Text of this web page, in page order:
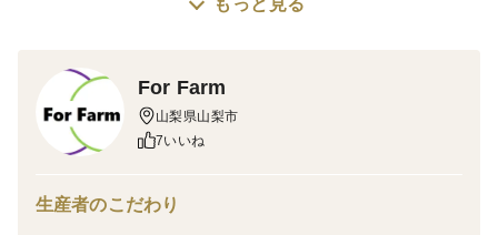
・日照時間が長く、昼夜の寒暖差が大きく、降水量が少
り、果実により豊かな甘みが生まれ、おいしいぶどうを
お届けすることができます。
・山梨県の峡東地域で栽培された巨峰
もっと見る
For Farm
山梨県山梨市
7いいね
生産者のこだわり